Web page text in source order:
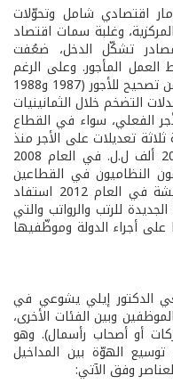
اقتصادي شامل وتحوّلات
وغلبة سمات اقتصاد
تشكّل الدخل، ضعُفت
العمل المأجور. وعلى الرغم
من ذلك شهدت هذه الحقبة إقرار أكثر من تصحيح للأجور (1987 و1988
التضخم خلال الثمانينيات
الفعلي، سواء في القطاع
تعديلات على الأجر منذ
1996: الأول، سلفة مقطوعة بقيمة 200 ألف ل.ل. في العام 2008
النظاميون في القطاعين
العام والخاص، والثاني زيادة غلاء معيشة في العام 2012 استفاد
للرتب والرواتب والتي
تطبيقها على أجراء الدولة وموظّفيها
الدكتور إيلي يشوعي في
وبين الفئات الأخرى،
أو أصحاب رأسمال). وهو
الهوّة بين المداخيل
وفق الآتي: